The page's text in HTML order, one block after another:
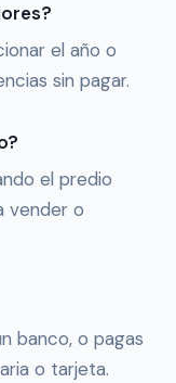
el año o
sin pagar.
el predio
vender o
banco, o pagas
o tarjeta.